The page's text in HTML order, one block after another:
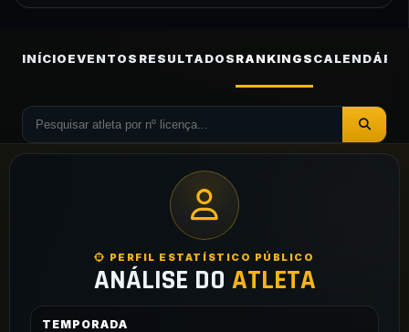
INÍCIOEVENTOS RESULTADOSRANKINGSCALENDÁRIO
PERFIL ESTATÍSTICO PÚBLICO
ANÁLISE DO ATLETA
TEMPORADA